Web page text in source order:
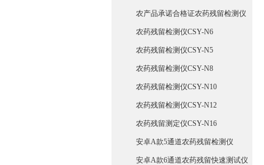
农产品承诺合格证农药残留检测仪
农药残留检测仪CSY-N6
农药残留检测仪CSY-N5
农药残留检测仪CSY-N8
农药残留检测仪CSY-N10
农药残留检测仪CSY-N12
农药残留测定仪CSY-N16
安卓A款5通道农药残留检测仪
安卓A款6通道农药残留快速测试仪